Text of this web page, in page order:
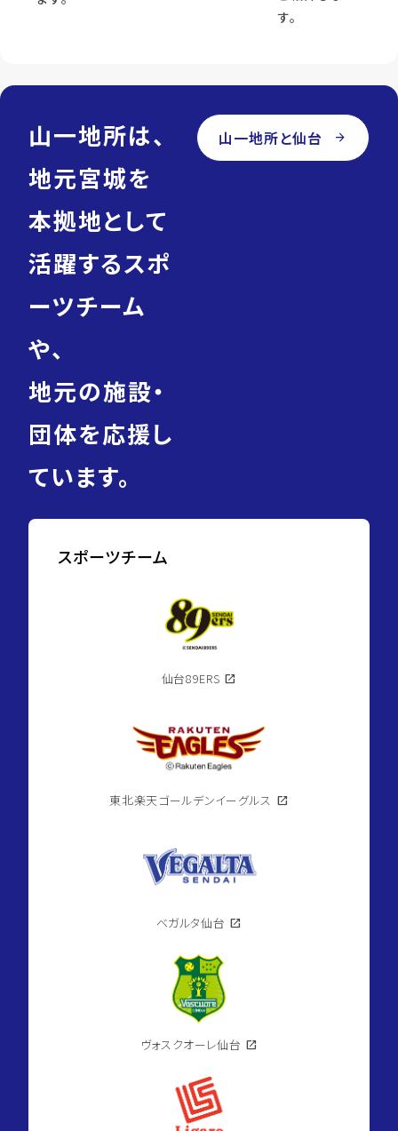
す。
山一地所は、
地元宮城を
本拠地として
活躍するスポ
ーツチーム
や、
地元の施設・
団体を応援し
ています。
山一地所と仙台 arrow_forward
スポーツチーム
仙台89ERS open_in_new
東北楽天ゴールデンイーグルス open_in_new
ベガルタ仙台 open_in_new
ヴォスクオーレ仙台 open_in_new